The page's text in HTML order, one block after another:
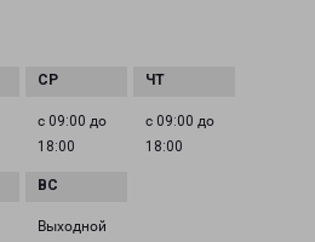
с 09:00 до
18:00
с 09:00 до
18:00
Выходной